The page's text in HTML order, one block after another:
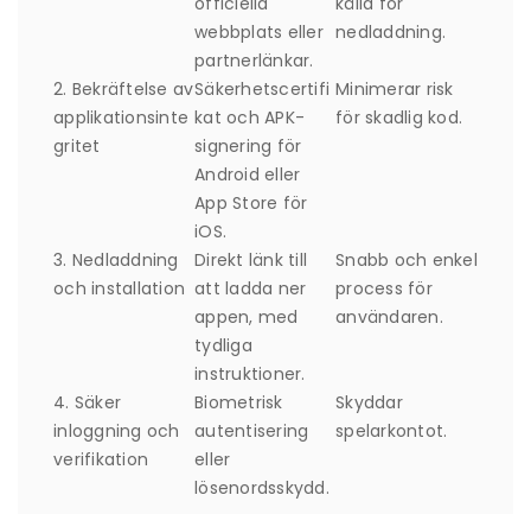
webbplats eller
partnerlänkar.
nedladdning.
2. Bekräftelse av
applikationsinte
gritet
Säkerhetscertifi
kat och APK-
signering för
Android eller
App Store för
iOS.
Minimerar risk
för skadlig kod.
3. Nedladdning
och installation
Direkt länk till
att ladda ner
appen, med
tydliga
instruktioner.
Snabb och enkel
process för
användaren.
4. Säker
inloggning och
verifikation
Biometrisk
autentisering
eller
lösenordsskydd.
Skyddar
spelarkontot.